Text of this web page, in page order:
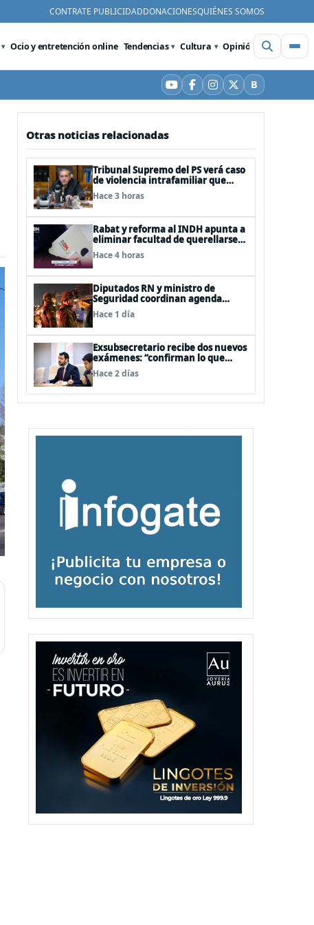
CONTRATE PUBLICIDADDONACIONESQUIÉNES SOMOS
Ocio y entretención online Tendencias Cultura Opinión Videos
YouTube
Facebook
Instagram
X BBluesky
Otras noticias relacionadas
Tribunal Supremo del PS verá caso
de violencia intrafamiliar que
afecta al senador Fidel Espinoza
Hace 3 horas
Rabat y reforma al INDH apunta a
eliminar facultad de querellarse
para hacerlo “consultivo”
Hace 4 horas
Diputados RN y ministro de
Seguridad coordinan agenda
legislativa y fast track de
proyectos
Hace 1 día
Exsubsecretario recibe dos nuevos
exámenes: “confirman lo que
siempre he dicho que no consumo
droga”
Hace 2 días